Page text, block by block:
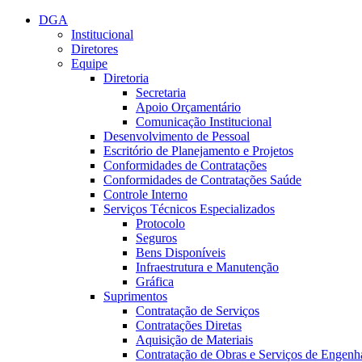
Conteúdo principal
DGA
Institucional
Diretores
Equipe
Diretoria
Secretaria
Apoio Orçamentário
Comunicação Institucional
Desenvolvimento de Pessoal
Escritório de Planejamento e Projetos
Conformidades de Contratações
Conformidades de Contratações Saúde
Controle Interno
Serviços Técnicos Especializados
Protocolo
Seguros
Bens Disponíveis
Infraestrutura e Manutenção
Gráfica
Suprimentos
Contratação de Serviços
Contratações Diretas
Aquisição de Materiais
Contratação de Obras e Serviços de